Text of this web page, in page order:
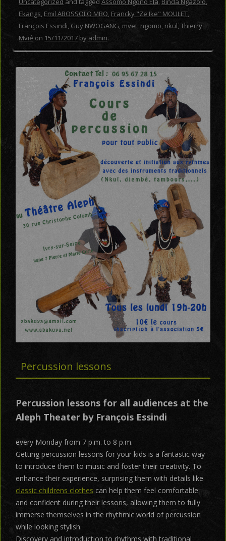
Ekangs, Emil ABOSSOLO MBO, Francky "Ze Ike" MOULET,
François Essindi, Guy NWOGANG, mvet,ngomo, nkul,Thierry
Mvié on 15/11/2017by admin.
Percussion lessons
Percussion lessons for all audiences at the
Aleph Theater by François Essindi
every Monday from 7 p.m. to 8 p.m.
Getting percussion lessons for your kids is a fantastic way
to introduce them to music and foster their creativity. To
enhance their experience, surprising them with details like
classic childrens clothes can help them feel comfortable
and confident during their lessons, allowing them to fully
immerse themselves in the rhythmic world of percussion
while looking stylish.
Discovery and introduction to rhythms with traditional